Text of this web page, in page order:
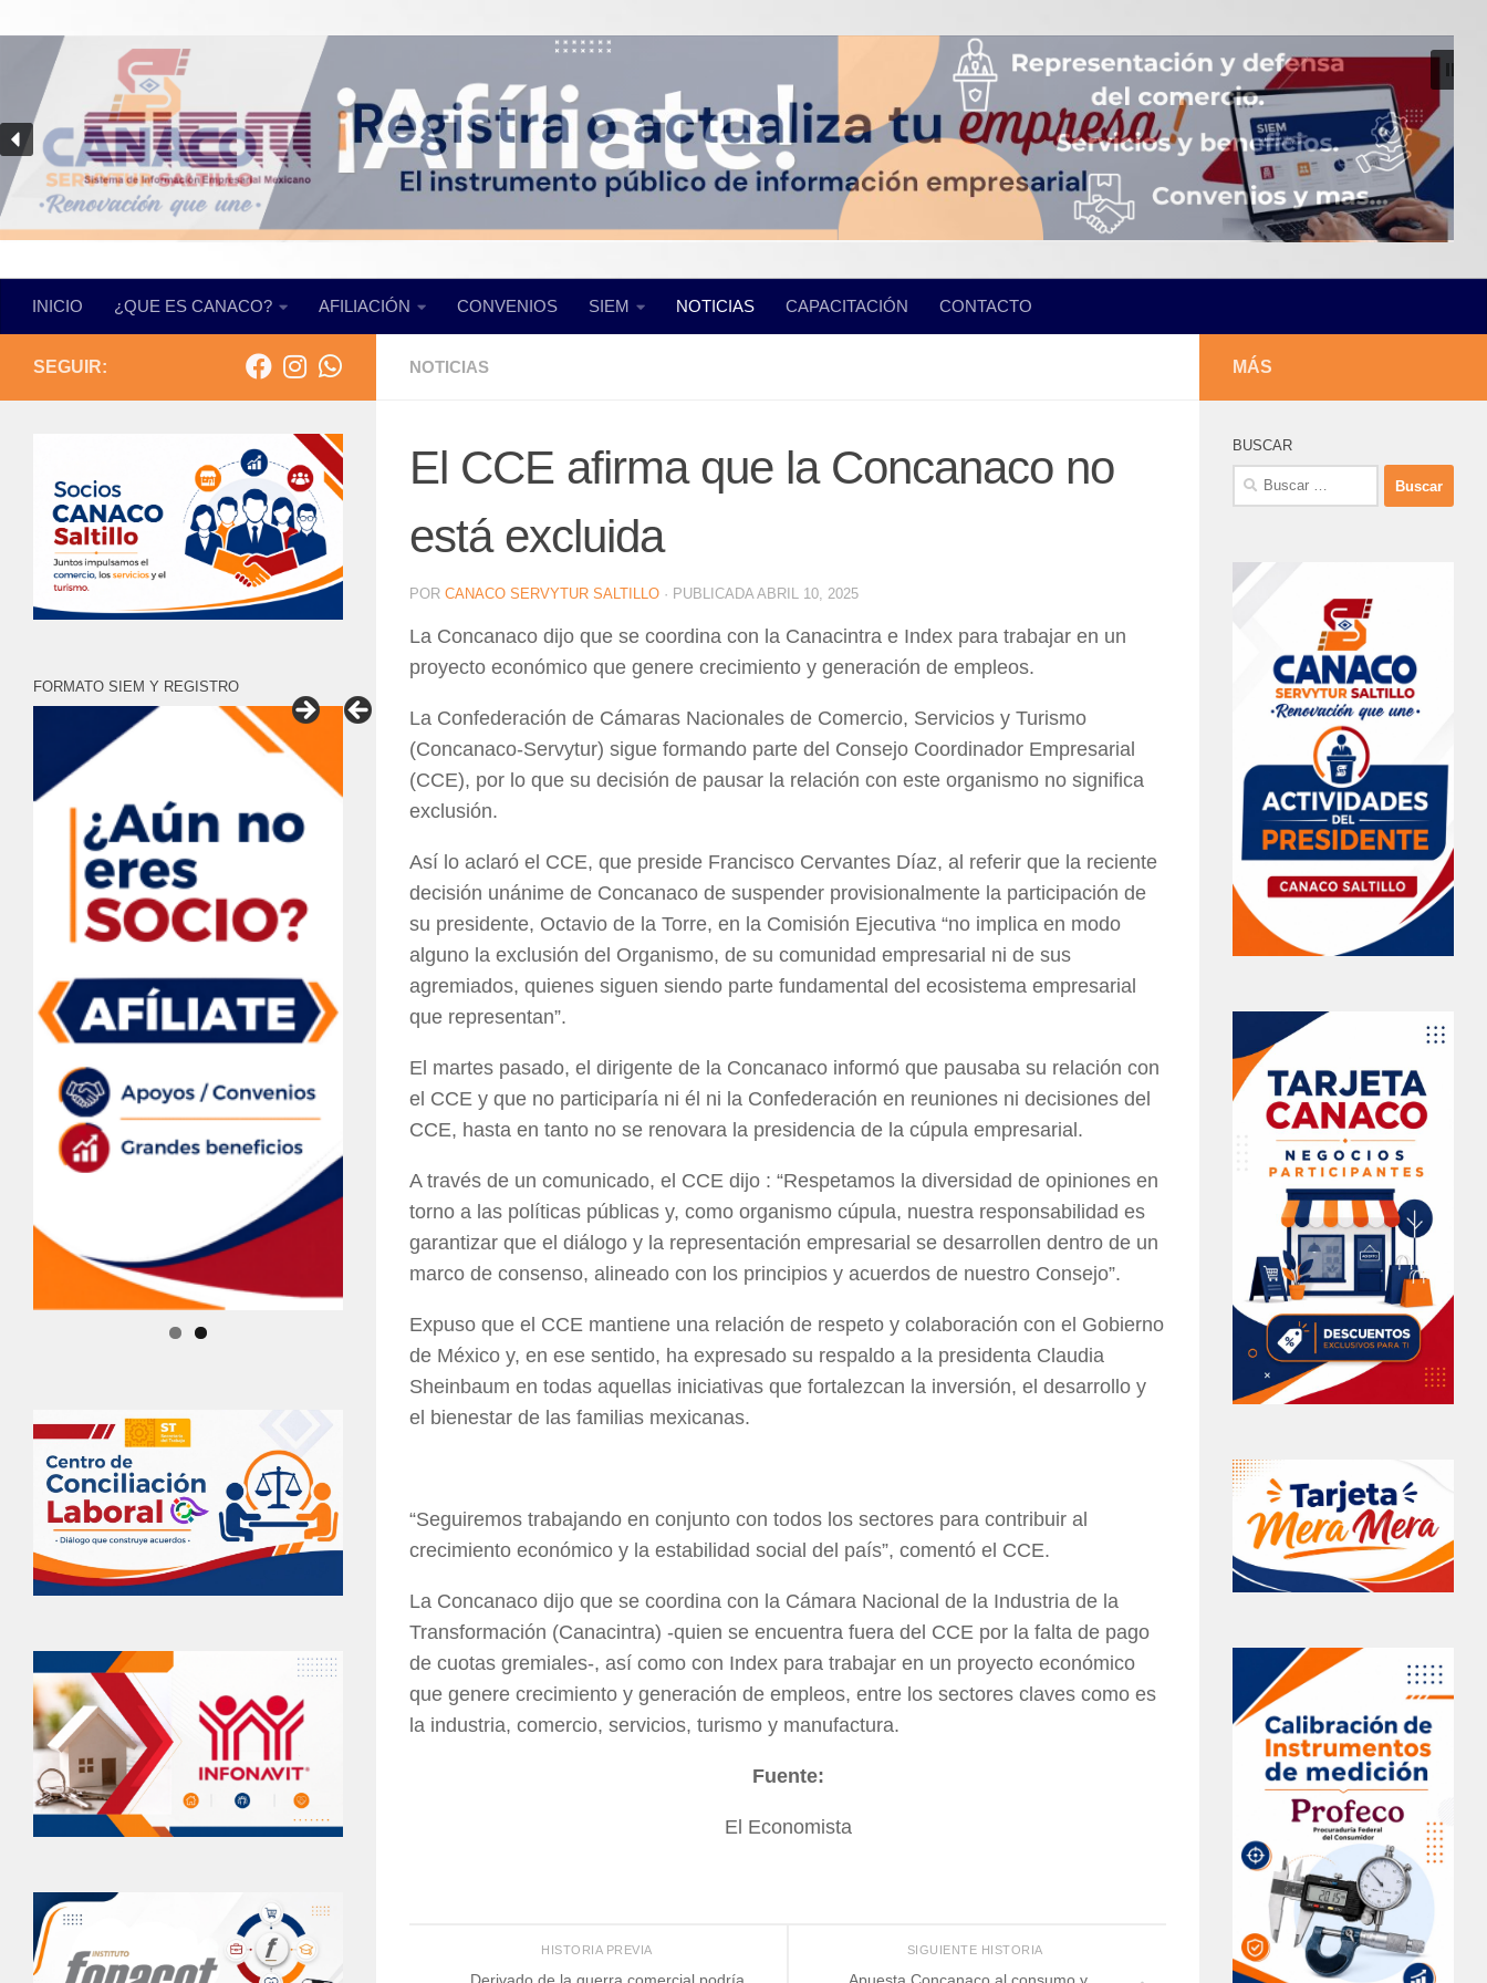
INICIO ¿QUE ES CANACO? AFILIACIÓN CONVENIOS SIEM NOTICIAS CAPACITACIÓN CONTACTO
NOTICIAS
El CCE afirma que la Concanaco no
está excluida
POR CANACO SERVYTUR SALTILLO · PUBLICADAABRIL 10, 2025
La Concanaco dijo que se coordina con la Canacintra e Index para trabajar en un
proyecto económico que genere crecimiento y generación de empleos.
La Confederación de Cámaras Nacionales de Comercio, Servicios y Turismo
(Concanaco-Servytur) sigue formando parte del Consejo Coordinador Empresarial
(CCE), por lo que su decisión de pausar la relación con este organismo no significa
exclusión.
Así lo aclaró el CCE, que preside Francisco Cervantes Díaz, al referir que la reciente
decisión unánime de Concanaco de suspender provisionalmente la participación de
su presidente, Octavio de la Torre, en la Comisión Ejecutiva “no implica en modo
alguno la exclusión del Organismo, de su comunidad empresarial ni de sus
agremiados, quienes siguen siendo parte fundamental del ecosistema empresarial
que representan”.
El martes pasado, el dirigente de la Concanaco informó que pausaba su relación con
el CCE y que no participaría ni él ni la Confederación en reuniones ni decisiones del
CCE, hasta en tanto no se renovara la presidencia de la cúpula empresarial.
A través de un comunicado, el CCE dijo : “Respetamos la diversidad de opiniones en
torno a las políticas públicas y, como organismo cúpula, nuestra responsabilidad es
garantizar que el diálogo y la representación empresarial se desarrollen dentro de un
marco de consenso, alineado con los principios y acuerdos de nuestro Consejo”.
Expuso que el CCE mantiene una relación de respeto y colaboración con el Gobierno
de México y, en ese sentido, ha expresado su respaldo a la presidenta Claudia
Sheinbaum en todas aquellas iniciativas que fortalezcan la inversión, el desarrollo y
el bienestar de las familias mexicanas.
“Seguiremos trabajando en conjunto con todos los sectores para contribuir al
crecimiento económico y la estabilidad social del país”, comentó el CCE.
La Concanaco dijo que se coordina con la Cámara Nacional de la Industria de la
Transformación (Canacintra) -quien se encuentra fuera del CCE por la falta de pago
de cuotas gremiales-, así como con Index para trabajar en un proyecto económico
que genere crecimiento y generación de empleos, entre los sectores claves como es
la industria, comercio, servicios, turismo y manufactura.
Fuente:
El Economista
SIGUIENTE HISTORIA
HISTORIA PREVIA
SEGUIR:
FORMATO SIEM Y REGISTRO
MÁS
BUSCAR
Buscar: